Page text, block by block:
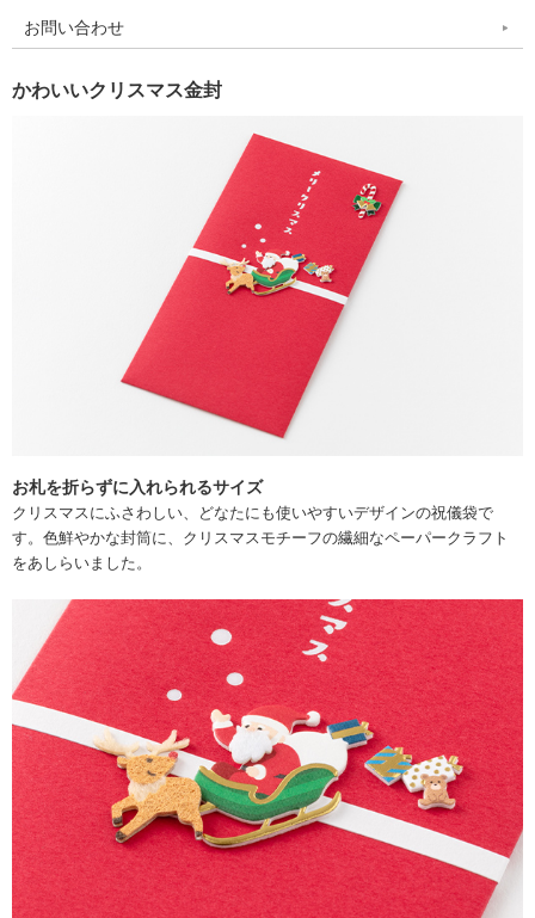
お問い合わせ
かわいいクリスマス金封
お札を折らずに入れられるサイズ
クリスマスにふさわしい、どなたにも使いやすいデザインの祝儀袋で
す。色鮮やかな封筒に、クリスマスモチーフの繊細なペーパークラフト
をあしらいました。